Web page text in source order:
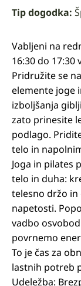
Tip dogodka:
Vabljeni na
16:30 do
Pridružite se
elemente joge
izboljšanja
zato prinesite
podlago.
telo in
Joga in pilates
telo in duha:
telesno držo
napetosti.
vadbo
povrnemo
To je čas za
lastnih potreb
Udeležba: